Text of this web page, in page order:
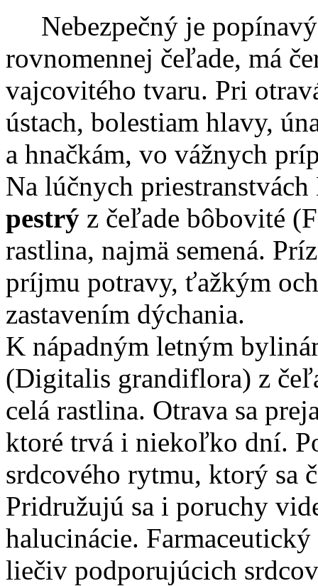
Nebezpečný je
rovnomennej čeľade, má
vajcovitého tvaru. Pri
ústach, bolestiam hlavy,
a hnačkám, vo vážnych
Na lúčnych
pestrý z čeľade bôbovité
rastlina, najmä semená.
príjmu potravy, ťažkým
zastavením dýchania.
K nápadným letným
(Digitalis grandiflora) z
celá rastlina. Otrava sa
ktoré trvá i niekoľko dní.
srdcového rytmu, ktorý sa
Pridružujú sa i poruchy
halucinácie.
liečiv podporujúcich